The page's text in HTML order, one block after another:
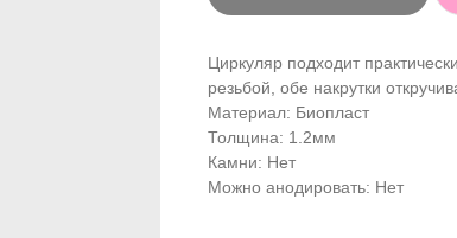
Циркуляр подходит
резьбой, обе накрутки
Материал: Биопласт
Толщина: 1.2мм
Камни: Нет
Можно анодировать: Нет